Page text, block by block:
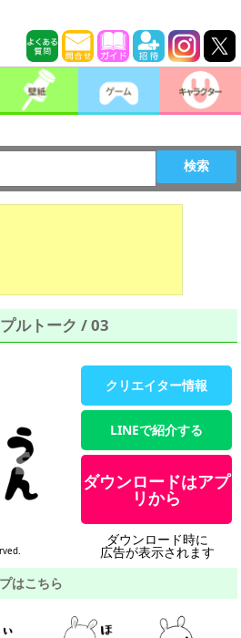
検索
ルトーク / 03
クリエイター情報
LINEで紹介する
ダウンロードはアプ
リから
ダウンロード時に
広告が表示されます
はこちら